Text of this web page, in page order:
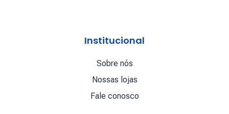
Institucional
Sobre nós
Nossas lojas
Fale conosco